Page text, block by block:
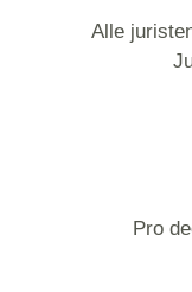
Alle
Pro